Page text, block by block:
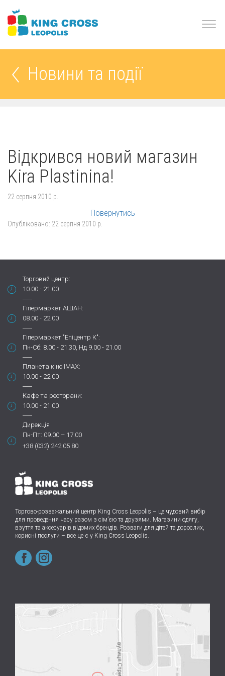
Новини та події
Відкрився новий магазин
Kira Plastinina!
22 серпня 2010 р.
Повернутись
Опубліковано: 22 серпня 2010 р.
Торговий центр:
10.00 - 21.00
Гіпермаркет АШАН:
08.00 - 22.00
Гіпермаркет "Епіцентр К":
Пн-Сб: 8.00 - 21.30, Нд 9.00 - 21.00
Планета кіно IMAX:
10.00 - 22.00
Кафе та ресторани:
10.00 - 21.00
Дирекція
Пн-Пт: 09.00 – 17.00
+38 (032) 242 05 80
Торгово-розважальний центр King Cross Leopolis – це чудовий вибір
для проведення часу разом з сім’єю та друзями. Магазини одягу,
взуття та аксесуарів відомих брендів. Розваги для дітей та дорослих,
корисні послуги – все це є у King Cross Leopolis.